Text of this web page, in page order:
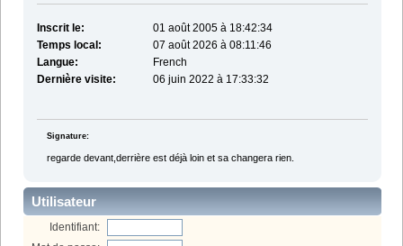
Inscrit le:
01 août 2005 à 18:42:34
Temps local:
07 août 2026 à 08:11:46
Langue:
French
Dernière visite:
06 juin 2022 à 17:33:32
Signature:
regarde devant,derrière est déjà loin et sa changera rien.
Utilisateur
Identifiant: